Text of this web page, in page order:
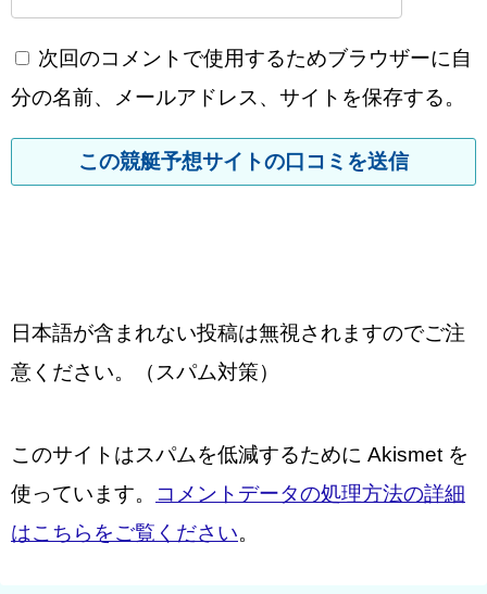
次回のコメントで使用するためブラウザーに自
分の名前、メールアドレス、サイトを保存する。
日本語が含まれない投稿は無視されますのでご注
意ください。（スパム対策）
このサイトはスパムを低減するために Akismet を
使っています。
コメントデータの処理方法の詳細
はこちらをご覧ください。